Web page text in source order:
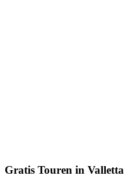
Gratis Touren in Valletta